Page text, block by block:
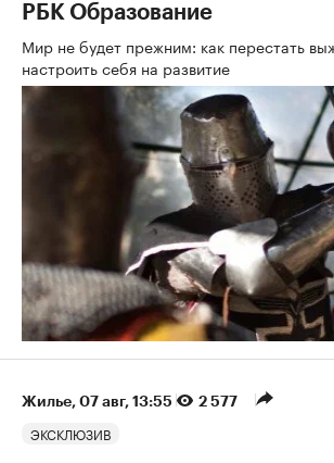
РБК Образование
Мир не будет прежним: как перестать
настроить себя на развитие
Жилье 07 авг, 13:55 2 577
ЭКСКЛЮЗИВ